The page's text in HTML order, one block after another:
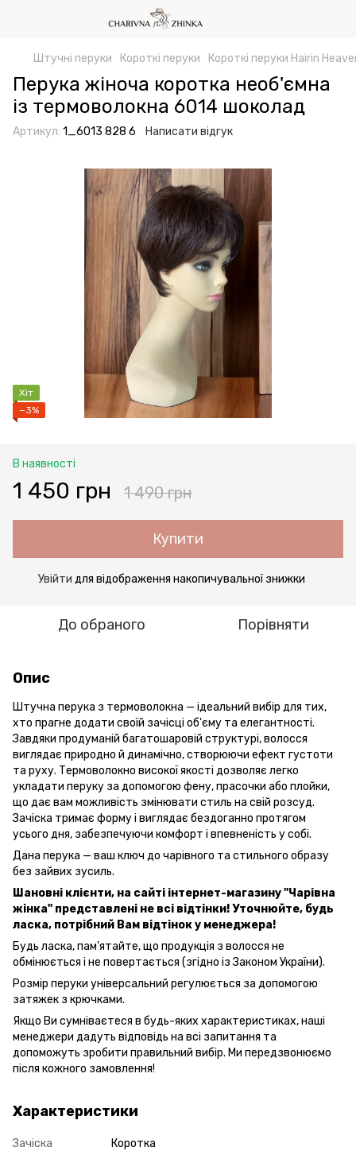
Штучні перуки Короткі перуки Короткі перуки Hairin
Перука жіноча коротка необ'ємна
із термоволокна 6014 шоколад
Артикул: 1_6013 828 6 Написати відгук
Хіт
−3%
В наявності
1 450 грн 1 490 грн
Купити
Увійти для відображення накопичувальної знижки
До обраного Порівняти
Опис
Штучна перука з термоволокна — ідеальний вибір для тих,
хто прагне додати своїй зачісці об'єму та елегантності.
Завдяки продуманій багатошаровій структурі, волосся
виглядає природно й динамічно, створюючи ефект густоти
та руху. Термоволокно високої якості дозволяє легко
укладати перуку за допомогою фену, прасочки або плойки,
що дає вам можливість змінювати стиль на свій розсуд.
Зачіска тримає форму і виглядає бездоганно протягом
усього дня, забезпечуючи комфорт і впевненість у собі.
Дана перука — ваш ключ до чарівного та стильного образу
без зайвих зусиль.
Шановні клієнти, на сайті інтернет-магазину "Чарівна
жінка" представлені не всі відтінки! Уточнюйте, будь
ласка, потрібний Вам відтінок у менеджера!
Будь ласка, пам'ятайте, що продукція з волосся не
обмінюється і не повертається (згідно із Законом України).
Розмір перуки універсальний регулюється за допомогою
затяжек з крючками.
Якщо Ви сумніваєтеся в будь-яких характеристиках, наші
менеджери дадуть відповідь на всі запитання та
допоможуть зробити правильний вибір. Ми передзвонюємо
після кожного замовлення!
Характеристики
Зачіска
Коротка